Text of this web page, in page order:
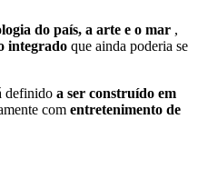
do país, a arte e o mar ,
integrado que ainda poderia se
definido a ser construído em
com entretenimento de